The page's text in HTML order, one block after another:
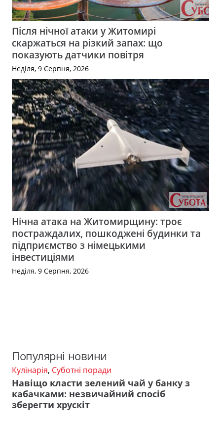
Після нічної атаки у Житомирі
скаржаться на різкий запах: що
показують датчики повітря
Неділя, 9 Серпня, 2026
Нічна атака на Житомирщину: троє
постраждалих, пошкоджені будинки та
підприємство з німецькими
інвестиціями
Неділя, 9 Серпня, 2026
Популярні новини
Кулінарія, Суботні поради
Навіщо класти зелений чай у банку з
кабачками: незвичайний спосіб
зберегти хрускіт